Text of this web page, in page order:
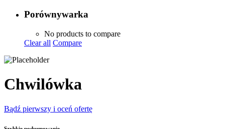
Porównywarka
No products to compare
Clear all Compare
Chwilówka
Bądź pierwszy i oceń ofertę